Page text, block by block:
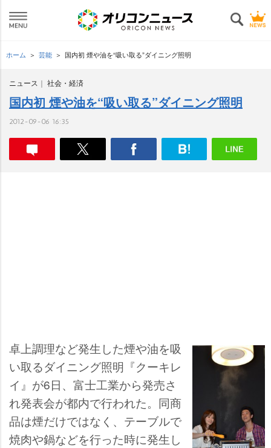
ホーム 芸能 国内初 煙や油を“吸い取る”ダイニング照明
ニュース 社会・経済
国内初 煙や油を“吸い取る”ダイニング照明
2012-09-06 16:35
卓上調理など発生した煙や油を吸
い取るダイニング照明『クーキレ
イ』が6日、富士工業から発売さ
れ発表会が都内で行われた。同商
品は煙だけではなく、テーブルで
焼肉や鍋などを行った時に発生し